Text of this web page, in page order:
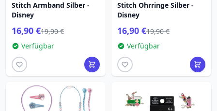
Stitch Armband Silber -
Disney
16,90 €19,90 €
Verfügbar
Stitch Ohrringe Silber -
Disney
16,90 €19,90 €
Verfügbar